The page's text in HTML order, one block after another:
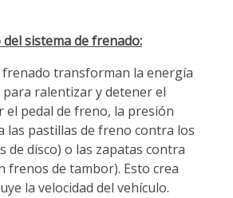
sistema de frenado:
frenado transforman la energía
ralentizar y detener el
el pedal de freno, la presión
las pastillas de freno contra los
de disco) o las zapatas contra
frenos de tambor). Esto crea
la velocidad del vehículo.